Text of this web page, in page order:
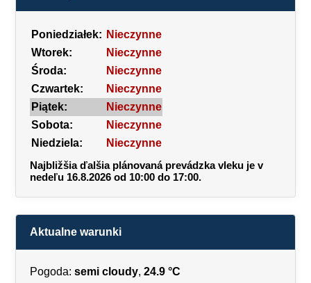
Poniedziałek: Nieczynne
Wtorek:
Nieczynne
Środa:
Nieczynne
Czwartek:
Nieczynne
Piątek:
Nieczynne
Sobota:
Nieczynne
Niedziela:
Nieczynne
Najbližšia ďalšia plánovaná prevádzka vleku je v
nedeľu 16.8.2026 od 10:00 do 17:00.
Aktualne warunki
Pogoda: semi cloudy, 24.9 °C